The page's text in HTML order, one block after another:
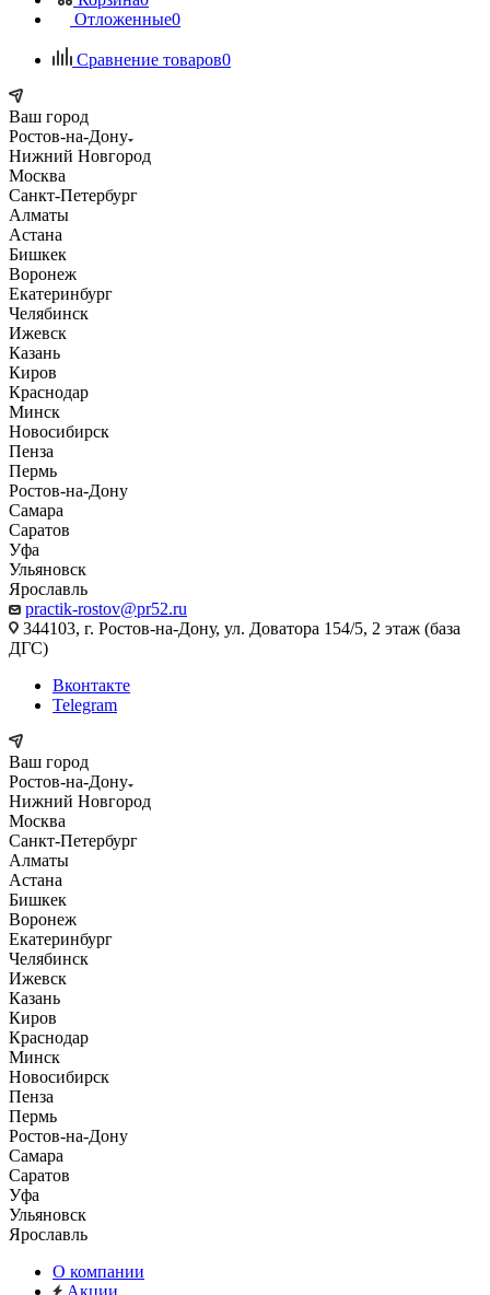
Отложенные0
Сравнение товаров0
Ваш город
Ростов-на-Дону
Нижний Новгород
Москва
Санкт-Петербург
Алматы
Астана
Бишкек
Воронеж
Екатеринбург
Челябинск
Ижевск
Казань
Киров
Краснодар
Минск
Новосибирск
Пенза
Пермь
Ростов-на-Дону
Самара
Саратов
Уфа
Ульяновск
Ярославль
practik-rostov@pr52.ru
344103, г. Ростов-на-Дону, ул. Доватора 154/5, 2 этаж (база
ДГС)
Вконтакте
Telegram
Ваш город
Ростов-на-Дону
Нижний Новгород
Москва
Санкт-Петербург
Алматы
Астана
Бишкек
Воронеж
Екатеринбург
Челябинск
Ижевск
Казань
Киров
Краснодар
Минск
Новосибирск
Пенза
Пермь
Ростов-на-Дону
Самара
Саратов
Уфа
Ульяновск
Ярославль
О компании
Акции